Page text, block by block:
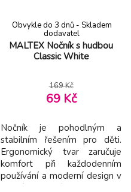
MALTEX Nočník s hudbou
Classic White
Obvykle do 3 dnů - Skladem
dodavatel
169 Kč
69 Kč
Nočník je pohodlným a
stabilním řešením pro děti.
Ergonomický tvar zaručuje
komfort při každodenním
používání a moderní design v